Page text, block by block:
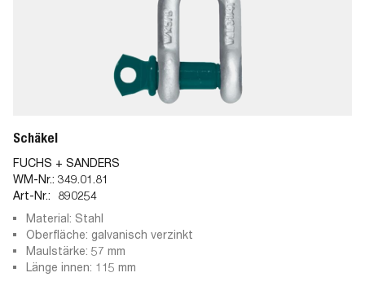
Schäkel
FUCHS + SANDERS
WM-Nr.: 349.01.81
Art-Nr.:
890254
Material: Stahl
Oberfläche: galvanisch verzinkt
Maulstärke: 57 mm
Länge innen: 115 mm